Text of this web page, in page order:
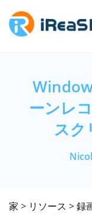
ーンレ
スク
家 > リソース >録